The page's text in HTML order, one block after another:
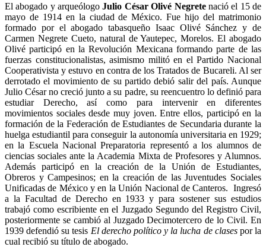
El abogado y arqueólogo Julio César Olivé Negretenació el 15 de
mayo de 1914 en la ciudad de México. Fue hijo del matrimonio
formado por el abogado tabasqueño Isaac Olivé Sánchez y de
Carmen Negrete Cueto, natural de Yautepec, Morelos. El abogado
Olivé participó en la Revolución Mexicana formando parte de las
fuerzas constitucionalistas, asimismo militó en el Partido Nacional
Cooperativista y estuvo en contra de los Tratados de Bucareli. Al ser
derrotado el movimiento de su partido debió salir del país. Aunque
Julio César no creció junto a su padre, su reencuentro lo definió para
estudiar Derecho, así como para intervenir en diferentes
movimientos sociales desde muy joven. Entre ellos, participó en la
formación de la Federación de Estudiantes de Secundaria durante la
huelga estudiantil para conseguir la autonomía universitaria en 1929;
en la Escuela Nacional Preparatoria representó a los alumnos de
ciencias sociales ante la Academia Mixta de Profesores y Alumnos.
Además participó en la creación de la Unión de Estudiantes,
Obreros y Campesinos; en la creación de las Juventudes Sociales
Unificadas de México y en la Unión Nacional de Canteros. Ingresó
a la Facultad de Derecho en 1933 y para sostener sus estudios
trabajó como escribiente en el Juzgado Segundo del Registro Civil,
posteriormente se cambió al Juzgado Decimotercero de lo Civil. En
1939 defendió su tesis El derecho político y la lucha de clasespor la
cual recibió su título de abogado.